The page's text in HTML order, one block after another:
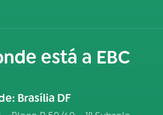
está a EBC
Brasília DF